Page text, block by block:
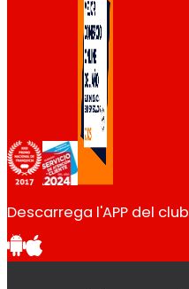
Descarrega l'APP del club